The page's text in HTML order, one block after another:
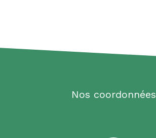
Nos coordonnées